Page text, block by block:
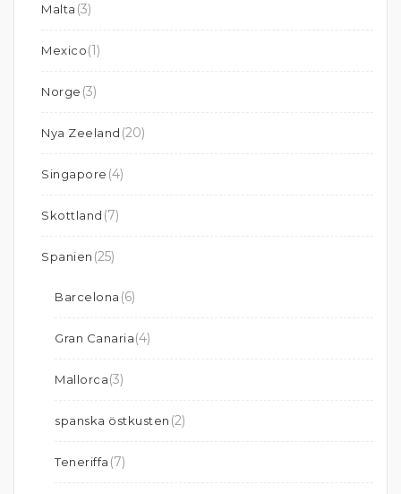
Malta (3)
Mexico(1)
Norge (3)
Nya Zeeland (20)
Singapore (4)
Skottland (7)
Spanien (25)
Barcelona (6)
Gran Canaria(4)
Mallorca(3)
spanska östkusten (2)
Teneriffa (7)